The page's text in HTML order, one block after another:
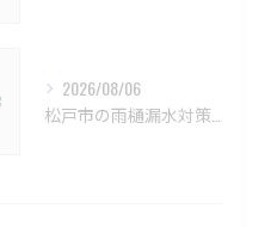
2026/08/06